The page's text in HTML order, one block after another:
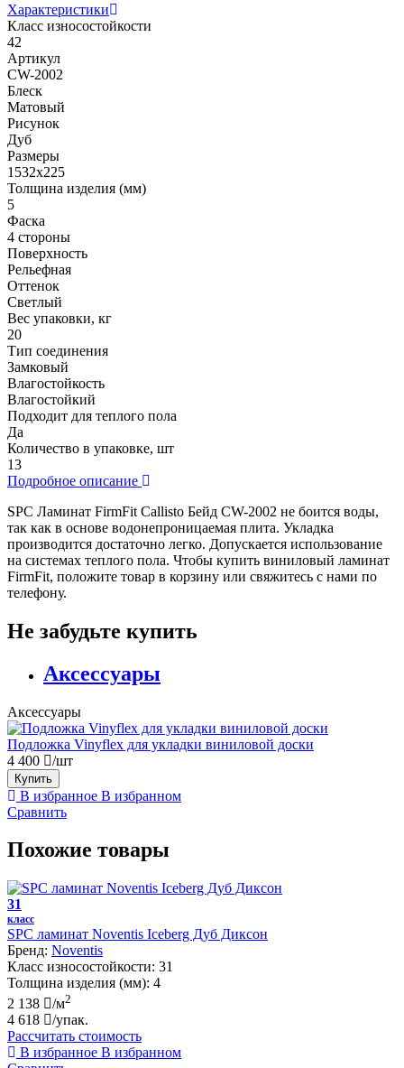
Характеристики
Класс износостойкости
42
Артикул
CW-2002
Блеск
Матовый
Рисунок
Дуб
Размеры
1532x225
Толщина изделия (мм)
5
Фаска
4 стороны
Поверхность
Рельефная
Оттенок
Светлый
Вес упаковки, кг
20
Тип соединения
Замковый
Влагостойкость
Влагостойкий
Подходит для теплого пола
Да
Количество в упаковке, шт
13
Подробное описание
SPC Ламинат FirmFit Callisto Бейд CW-2002 не боится воды,
так как в основе водонепроницаемая плита. Укладка
производится достаточно легко. Допускается использование
на системах теплого пола. Чтобы купить виниловый ламинат
FirmFit, положите товар в корзину или свяжитесь с нами по
телефону.
Не забудьте купить
Аксессуары
Аксессуары
Подложка Vinyflex для укладки виниловой доски
4 400
/шт
Купить
В избранное В избранном
Сравнить
Похожие товары
31
класс
SPC ламинат Noventis Iceberg Дуб Диксон
Бренд: Noventis
Класс износостойкости: 31
Толщина изделия (мм): 4
2 138
/м2
4 618
/упак.
Рассчитать стоимость
В избранное В избранном